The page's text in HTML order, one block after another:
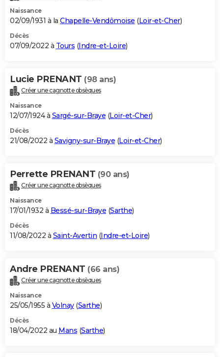
Naissance
02/09/1931 à la Chapelle-Vendômoise (Loir-et-Cher)
Décès
07/09/2022 à Tours (Indre-et-Loire)
Lucie PRENANT (98 ans)
Créer une cagnotte obsèques
Naissance
12/07/1924 à Sargé-sur-Braye (Loir-et-Cher)
Décès
21/08/2022 à Savigny-sur-Braye (Loir-et-Cher)
Perrette PRENANT (90 ans)
Créer une cagnotte obsèques
Naissance
17/01/1932 à Bessé-sur-Braye (Sarthe)
Décès
11/08/2022 à Saint-Avertin (Indre-et-Loire)
Andre PRENANT (66 ans)
Créer une cagnotte obsèques
Naissance
25/05/1955 à Volnay(Sarthe)
Décès
18/04/2022 au Mans (Sarthe)